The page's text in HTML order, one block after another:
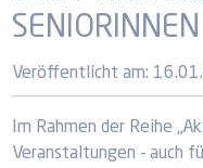
Veröffentlicht am:
Im Rahmen der Reihe
Veranstaltungen - auch